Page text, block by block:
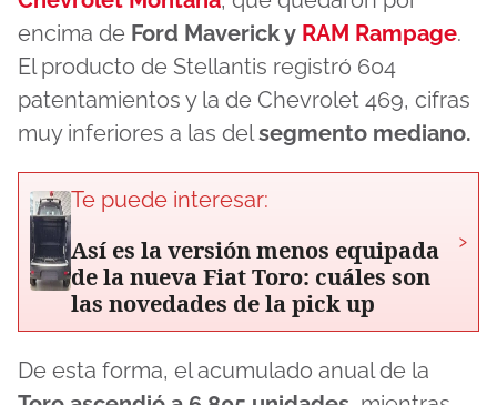
encima de Ford Maverick y RAM Rampage.
El producto de Stellantis registró 604
patentamientos y la de Chevrolet 469, cifras
muy inferiores a las delsegmento mediano.
Te puede interesar:
Así es la versión menos equipada
de la nueva Fiat Toro: cuáles son
las novedades de la pick up
›
De esta forma, el acumulado anual de la